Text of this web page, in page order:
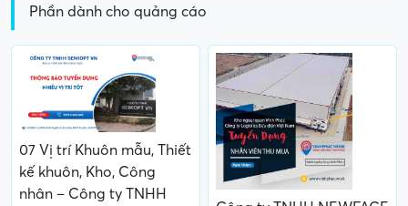
Phần dành cho quảng cáo
07 Vị trí Khuôn mẫu, Thiết
kế khuôn, Kho, Công
nhân – Công ty TNHH